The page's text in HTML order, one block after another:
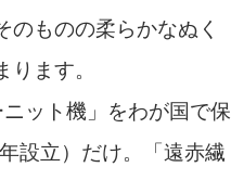
のものの柔らかなぬく
ます。
ット機」をわが国で保
設立）だけ。「遠赤繊